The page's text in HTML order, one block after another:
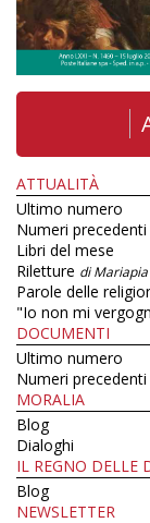
ATTUALITÀ
Ultimo numero
Numeri precedenti
Libri del mese
Riletture di
Parole delle
"Io non mi
DOCUMENTI
Ultimo numero
Numeri precedenti
MORALIA
Blog
Dialoghi
IL REGNO DELLE
Blog
NEWSLETTER